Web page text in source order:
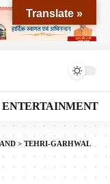
ENTERTAINMENT
> TEHRI-GARHWAL
Translate »